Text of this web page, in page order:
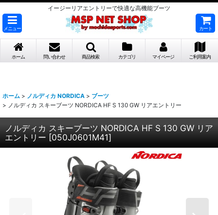
イージーリアエントリーで快適な高機能ブーツ
メニュー カート
ホーム 問い合わせ 商品検索 カテゴリ マイページ ご利用案内
ホーム > ノルディカ NORDICA > ブーツ
> ノルディカ スキーブーツ NORDICA HF S 130 GW リアエントリー
ノルディカ スキーブーツ NORDICA HF S 130 GW リア
エントリー [050J0601M41]